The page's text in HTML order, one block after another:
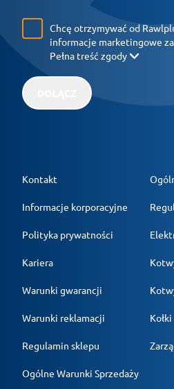
Chcę otrzymywać od
informacje marketingowe
Pełna treść zgody
Kontakt
Informacje korporacyjne
Polityka prywatności
Kariera
Warunki gwarancji
Warunki reklamacji
Regulamin sklepu
Ogólne Warunki Sprzedaży